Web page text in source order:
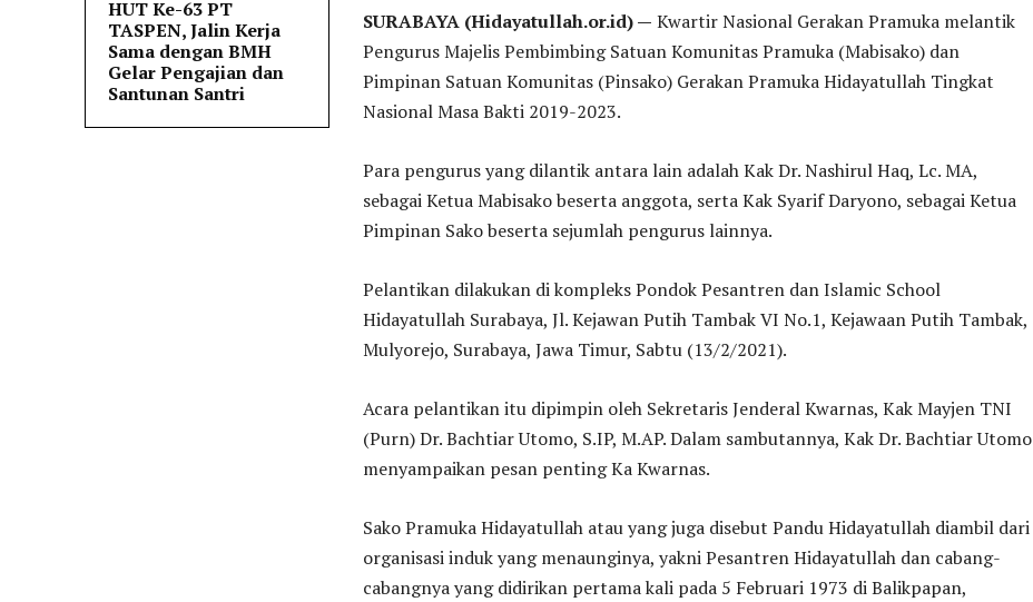
HUT Ke-63 PT
TASPEN, Jalin Kerja
Sama dengan BMH
Gelar Pengajian dan
Santunan Santri
SURABAYA (Hidayatullah.or.id) — Kwartir Nasional Gerakan Pramuka melantik
Pengurus Majelis Pembimbing Satuan Komunitas Pramuka (Mabisako) dan
Pimpinan Satuan Komunitas (Pinsako) Gerakan Pramuka Hidayatullah Tingkat
Nasional Masa Bakti 2019-2023.
Para pengurus yang dilantik antara lain adalah Kak Dr. Nashirul Haq, Lc. MA,
sebagai Ketua Mabisako beserta anggota, serta Kak Syarif Daryono, sebagai Ketua
Pimpinan Sako beserta sejumlah pengurus lainnya.
Pelantikan dilakukan di kompleks Pondok Pesantren dan Islamic School
Hidayatullah Surabaya, Jl. Kejawan Putih Tambak VI No.1, Kejawaan Putih Tambak,
Mulyorejo, Surabaya, Jawa Timur, Sabtu (13/2/2021).
Acara pelantikan itu dipimpin oleh Sekretaris Jenderal Kwarnas, Kak Mayjen TNI
(Purn) Dr. Bachtiar Utomo, S.IP, M.AP. Dalam sambutannya, Kak Dr. Bachtiar Utomo
menyampaikan pesan penting Ka Kwarnas.
Sako Pramuka Hidayatullah atau yang juga disebut Pandu Hidayatullah diambil dari
organisasi induk yang menaunginya, yakni Pesantren Hidayatullah dan cabang-
cabangnya yang didirikan pertama kali pada 5 Februari 1973 di Balikpapan,